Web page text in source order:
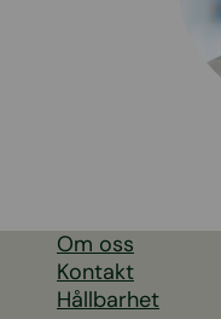
Om oss
Kontakt
Hållbarhet